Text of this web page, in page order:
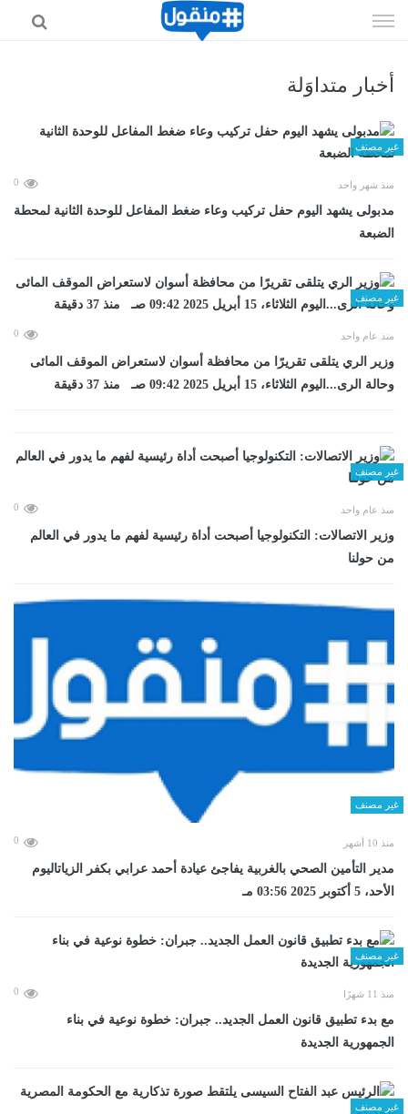
الى
أخبار متداوَلة
غير مصنف
منذ شهر واحد 0
مدبولى يشهد اليوم حفل تركيب وعاء ضغط المفاعل للوحدة الثانية لمحطة
الضبعة
غير مصنف
منذ عام واحد 0
وزير الري يتلقى تقريرًا من محافظة أسوان لاستعراض الموقف المائى
وحالة الرى...اليوم الثلاثاء، 15 أبريل 2025 09:42 صـ منذ 37 دقيقة
غير مصنف
منذ عام واحد 0
وزير الاتصالات: التكنولوجيا أصبحت أداة رئيسية لفهم ما يدور في العالم
من حولنا
غير مصنف
منذ 10 أشهر 0
مدير التأمين الصحي بالغربية يفاجئ عيادة أحمد عرابي بكفر الزياتاليوم
الأحد، 5 أكتوبر 2025 03:56 مـ
غير مصنف
منذ 11 شهرًا 0
مع بدء تطبيق قانون العمل الجديد.. جبران: خطوة نوعية في بناء
الجمهورية الجديدة
غير مصنف